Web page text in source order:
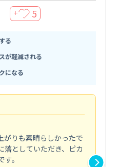
＋ 5
る
が軽減される
になる
がりも素晴らしかったで
落としていただき、ピカ
。